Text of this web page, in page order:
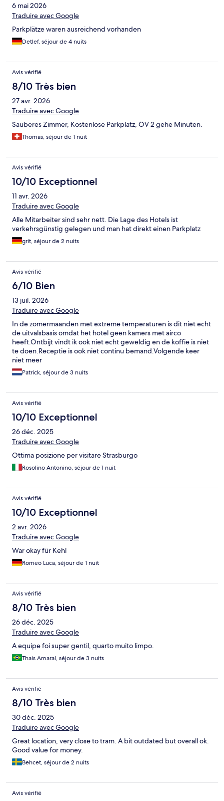
6 mai 2026
Traduire avec Google
Parkplätze waren ausreichend vorhanden
Detlef, séjour de 4 nuits
Avis vérifié
8/10 Très bien
27 avr. 2026
Traduire avec Google
Sauberes Zimmer, Kostenlose Parkplatz, ÖV 2 gehe Minuten.
Thomas, séjour de 1 nuit
Avis vérifié
10/10 Exceptionnel
11 avr. 2026
Traduire avec Google
Alle Mitarbeiter sind sehr nett. Die Lage des Hotels ist
verkehrsgünstig gelegen und man hat direkt einen Parkplatz
grit, séjour de 2 nuits
Avis vérifié
6/10 Bien
13 juil. 2026
Traduire avec Google
In de zomermaanden met extreme temperaturen is dit niet echt
de uitvalsbasis omdat het hotel geen kamers met airco
heeft.Ontbijt vindt ik ook niet echt geweldig en de koffie is niet
te doen.Receptie is ook niet continu bemand.Volgende keer
niet meer
Patrick, séjour de 3 nuits
Avis vérifié
10/10 Exceptionnel
26 déc. 2025
Traduire avec Google
Ottima posizione per visitare Strasburgo
Rosolino Antonino, séjour de 1 nuit
Avis vérifié
10/10 Exceptionnel
2 avr. 2026
Traduire avec Google
War okay für Kehl
Romeo Luca, séjour de 1 nuit
Avis vérifié
8/10 Très bien
26 déc. 2025
Traduire avec Google
A equipe foi super gentil, quarto muito limpo.
Thais Amaral, séjour de 3 nuits
Avis vérifié
8/10 Très bien
30 déc. 2025
Traduire avec Google
Great location, very close to tram. A bit outdated but overall ok.
Good value for money.
Behcet, séjour de 2 nuits
Avis vérifié